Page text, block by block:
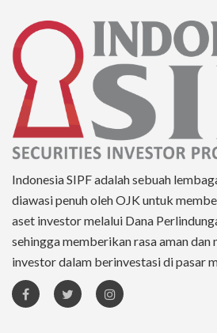
Indonesia SIPF adalah sebuah
diawasi penuh oleh OJK untuk
aset investor melalui Dana
sehingga memberikan rasa aman dan
investor dalam berinvestasi di pasar